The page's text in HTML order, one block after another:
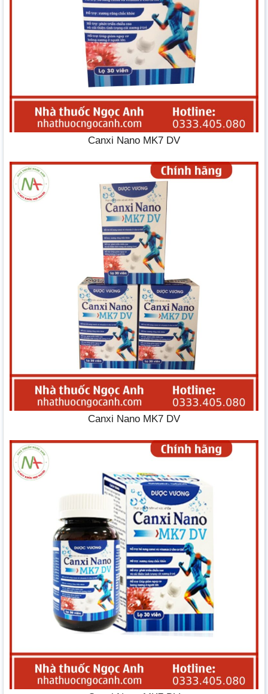
Canxi Nano MK7 DV
Canxi Nano MK7 DV